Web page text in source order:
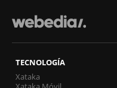
TECNOLOGÍA
Xataka